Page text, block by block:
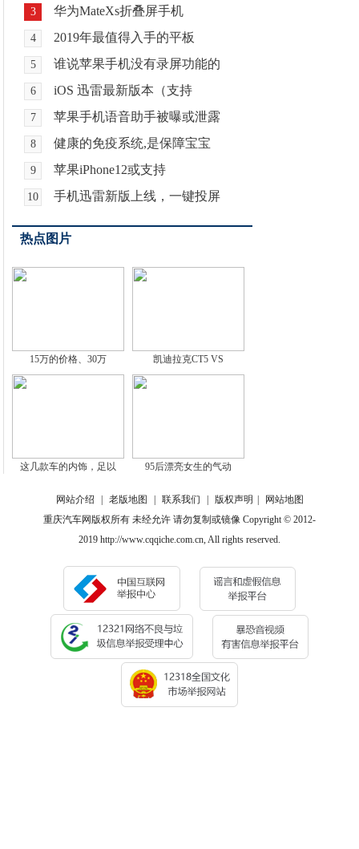
3 华为MateXs折叠屏手机
4 2019年最值得入手的平板
5 谁说苹果手机没有录屏功能的
6 iOS 迅雷最新版本（支持
7 苹果手机语音助手被曝或泄露
8 健康的免疫系统,是保障宝宝
9 苹果iPhone12或支持
10 手机迅雷新版上线，一键投屏
热点图片
15万的价格、30万 凯迪拉克CT5 VS
这几款车的内饰，足以 95后漂亮女生的气动
网站介绍 老版地图 联系我们 版权声明
网站地图
重庆汽车网版权所有 未经允许 请勿复制或镜像 Copyright © 2012-
2019 http://www.cqqiche.com.cn, All rights reserved.